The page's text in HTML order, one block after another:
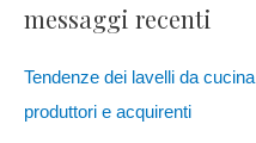
messaggi recenti
Tendenze dei lavelli da
produttori e acquirenti